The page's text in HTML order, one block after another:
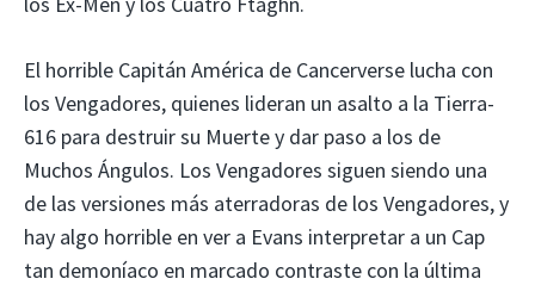
El horrible Capitán América de Cancerverse lucha con
los Vengadores, quienes lideran un asalto a la Tierra-
616 para destruir su Muerte y dar paso a los de
Muchos Ángulos. Los Vengadores siguen siendo una
de las versiones más aterradoras de los Vengadores, y
hay algo horrible en ver a Evans interpretar a un Cap
tan demoníaco en marcado contraste con la última